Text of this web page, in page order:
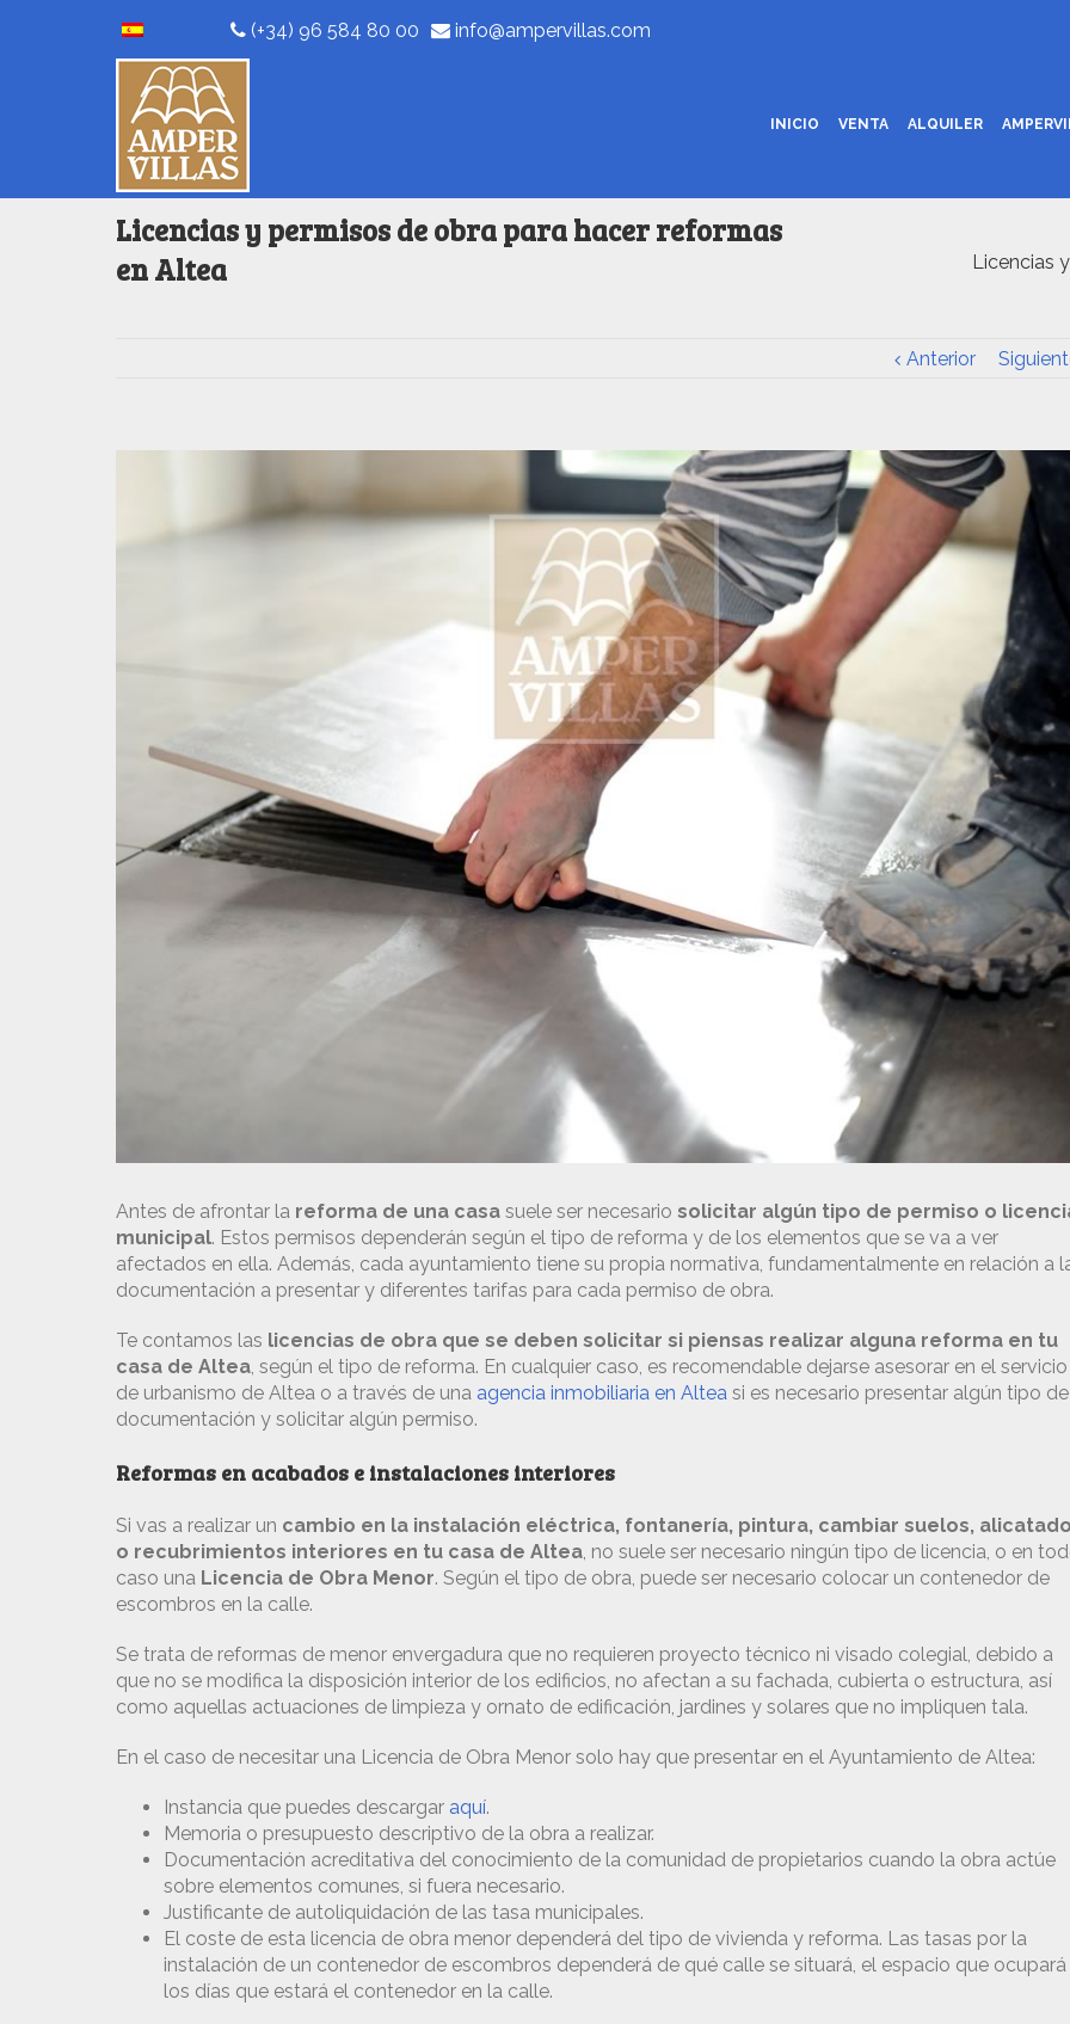
(+34) 96 584 80 00 info@ampervillas.com
INICIO VENTA ALQUILER
Licencias y permisos de obra para hacer reformas
en Altea
Licencias
Anterior
Antes de afrontar la reforma de una casa suele ser necesario solicitar algún tipo de permiso o
municipal. Estos permisos dependerán según el tipo de reforma y de los elementos que se va a ver
afectados en ella. Además, cada ayuntamiento tiene su propia normativa, fundamentalmente en relación a
documentación a presentar y diferentes tarifas para cada permiso de obra.
Te contamos las licencias de obra que se deben solicitar si piensas realizar alguna reforma en tu
casa de Altea, según el tipo de reforma. En cualquier caso, es recomendable dejarse asesorar en el servicio
de urbanismo de Altea o a través de una agencia inmobiliaria en Altea si es necesario presentar algún tipo de
documentación y solicitar algún permiso.
Reformas en acabados e instalaciones interiores
Si vas a realizar un cambio en la instalación eléctrica, fontanería, pintura, cambiar suelos,
o recubrimientos interiores en tu casa de Altea, no suele ser necesario ningún tipo de licencia, o en
caso una Licencia de Obra Menor. Según el tipo de obra, puede ser necesario colocar un contenedor de
escombros en la calle.
Se trata de reformas de menor envergadura que no requieren proyecto técnico ni visado colegial, debido a
que no se modifica la disposición interior de los edificios, no afectan a su fachada, cubierta o estructura, así
como aquellas actuaciones de limpieza y ornato de edificación, jardines y solares que no impliquen tala.
En el caso de necesitar una Licencia de Obra Menor solo hay que presentar en el Ayuntamiento de Altea:
Instancia que puedes descargar aquí.
Memoria o presupuesto descriptivo de la obra a realizar.
Documentación acreditativa del conocimiento de la comunidad de propietarios cuando la obra actúe
sobre elementos comunes, si fuera necesario.
Justificante de autoliquidación de las tasa municipales.
El coste de esta licencia de obra menor dependerá del tipo de vivienda y reforma. Las tasas por la
instalación de un contenedor de escombros dependerá de qué calle se situará, el espacio que
los días que estará el contenedor en la calle.